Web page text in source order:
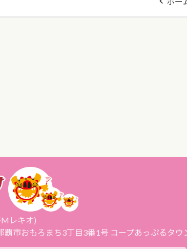
レキオ)
覇市おもろまち3丁目3番1号 コープあっぷるタウ